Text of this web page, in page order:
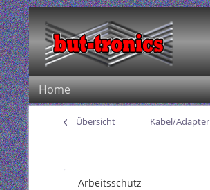
Home
Übersicht Kabel/Adapter
Arbeitsschutz